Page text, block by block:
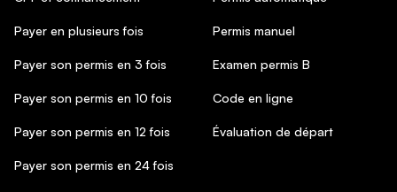
Payer en plusieurs fois
Payer son permis en 3 fois
Payer son permis en 10 fois
Payer son permis en 12 fois
Payer son permis en 24 fois
Permis manuel
Examen permis B
Code en ligne
Évaluation de départ